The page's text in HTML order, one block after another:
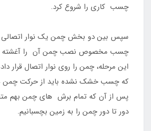
چسب کاری را شروع کرد.
سپس بین دو بخش چمن یک نوار اتصالی
چسب مخصوص نصب چمن آن را آغشته
این مرحله، چمن را روی نوار اتصال قرار
که چسب خشک نشده باید از حرکت چمن
پس از آن که تمام برش های چمن بهم
دور تا دور چمن را به زمین بچسبانیم.